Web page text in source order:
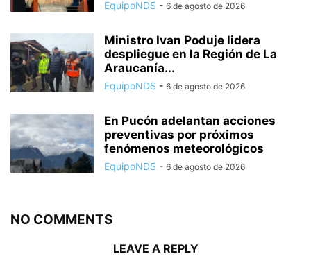
EquipoNDS - 6 de agosto de 2026
Ministro Ivan Poduje lidera
despliegue en la Región de La
Araucanía...
EquipoNDS - 6 de agosto de 2026
En Pucón adelantan acciones
preventivas por próximos
fenómenos meteorológicos
EquipoNDS - 6 de agosto de 2026
NO COMMENTS
LEAVE A REPLY